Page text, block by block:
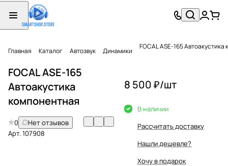
Главная Каталог Автозвук Динамики FOCAL ASE-165
FOCAL ASE-165
Автоакустика
компонентная
0
Нет отзывов
Арт.107908
8 500 ₽/шт
В наличии
Рассчитать доставку
Нашли дешевле?
Хочу в подарок